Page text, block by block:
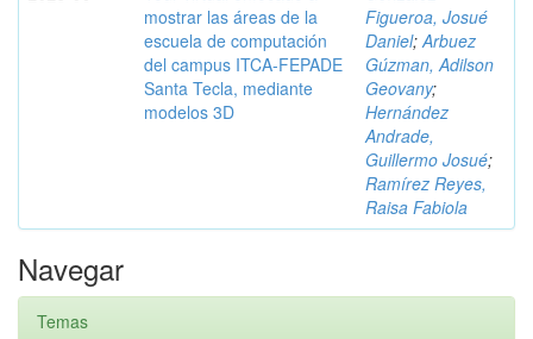
mostrar las áreas de la
escuela de computación
del campus ITCA-FEPADE
Santa Tecla, mediante
modelos 3D
Figueroa, Josué
Daniel;Arbuez
Gúzman, Adilson
Geovany;
Hernández
Andrade,
Guillermo Josué;
Ramírez Reyes,
Raisa Fabiola
Navegar
Temas